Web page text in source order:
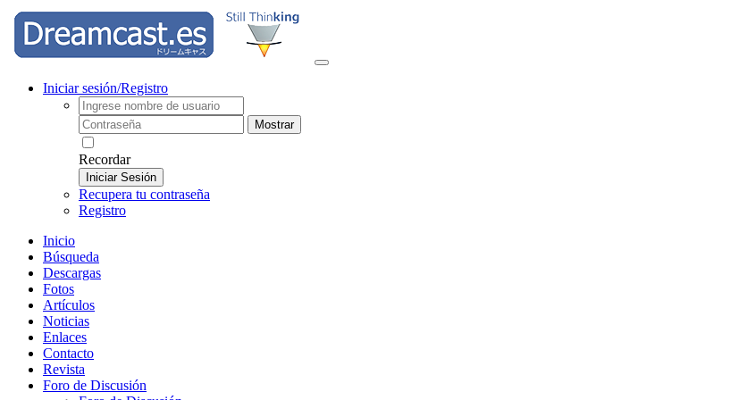
Iniciar sesión/Registro
Mostrar
Recordar
Iniciar Sesión
Recupera tu contraseña
Registro
Inicio
Búsqueda
Descargas
Fotos
Artículos
Noticias
Enlaces
Contacto
Revista
Foro de Discusión